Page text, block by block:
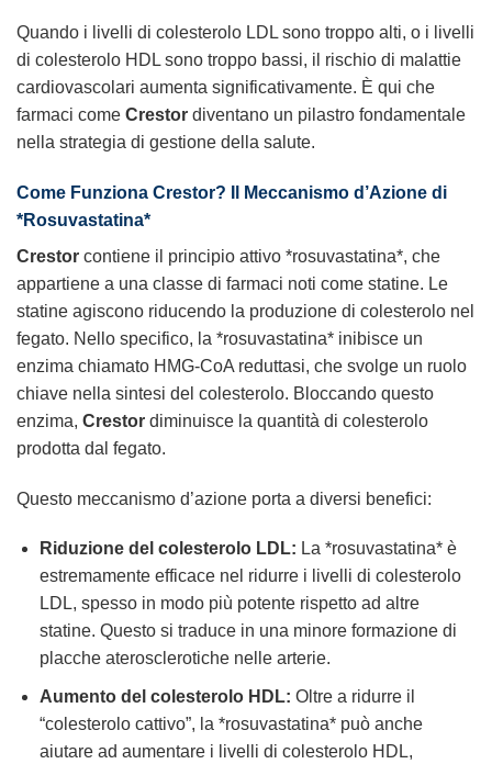
Quando i livelli di colesterolo LDL sono troppo alti, o i livelli
di colesterolo HDL sono troppo bassi, il rischio di malattie
cardiovascolari aumenta significativamente. È qui che
farmaci come Crestor diventano un pilastro fondamentale
nella strategia di gestione della salute.
Come Funziona Crestor? Il Meccanismo d’Azione di
*Rosuvastatina*
Crestor contiene il principio attivo *rosuvastatina*, che
appartiene a una classe di farmaci noti come statine. Le
statine agiscono riducendo la produzione di colesterolo nel
fegato. Nello specifico, la *rosuvastatina* inibisce un
enzima chiamato HMG-CoA reduttasi, che svolge un ruolo
chiave nella sintesi del colesterolo. Bloccando questo
enzima, Crestor diminuisce la quantità di colesterolo
prodotta dal fegato.
Questo meccanismo d’azione porta a diversi benefici:
Riduzione del colesterolo LDL: La *rosuvastatina* è
estremamente efficace nel ridurre i livelli di colesterolo
LDL, spesso in modo più potente rispetto ad altre
statine. Questo si traduce in una minore formazione di
placche aterosclerotiche nelle arterie.
Aumento del colesterolo HDL: Oltre a ridurre il
“colesterolo cattivo”, la *rosuvastatina* può anche
aiutare ad aumentare i livelli di colesterolo HDL,